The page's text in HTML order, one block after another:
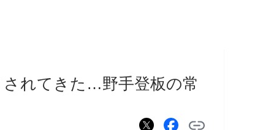
れてきた…野手登板の常